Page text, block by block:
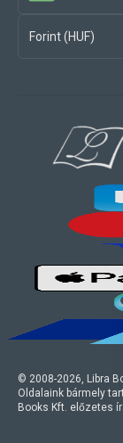
Forint (HUF)
© 2008-2026, Libra
Oldalaink bármely
Books Kft. előzetes